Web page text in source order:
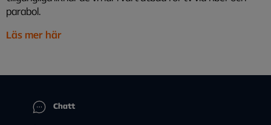
parabol.
Läs mer här
Chatt